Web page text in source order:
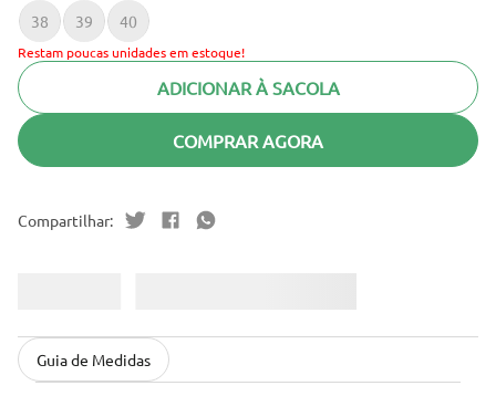
38 39 40
Restam poucas unidades em estoque!
ADICIONAR À SACOLA
COMPRAR AGORA
Guia de Medidas